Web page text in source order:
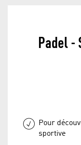
Padel -
Pour
sportive